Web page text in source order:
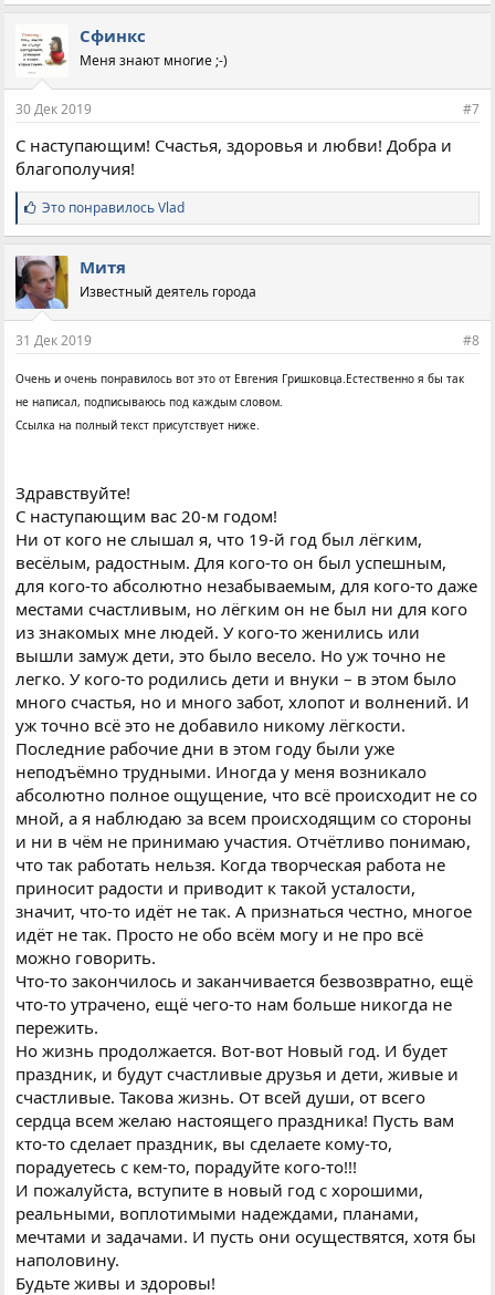
Сфинкс
Меня знают многие ;-)
30 Дек 2019 #7
С наступающим! Счастья, здоровья и любви! Добра и
благополучия!
С
и
м
п
а
т
и
:
Это понравилосьVlad
Митя
Известный деятель города
31 Дек 2019 #8
Очень и очень понравилось вот это от Евгения Гришковца.Естественно я бы так
не написал, подписываюсь под каждым словом.
Ссылка на полный текст присутствует ниже.
Здравствуйте!
С наступающим вас 20-м годом!
Ни от кого не слышал я, что 19-й год был лёгким,
весёлым, радостным. Для кого-то он был успешным,
для кого-то абсолютно незабываемым, для кого-то даже
местами счастливым, но лёгким он не был ни для кого
из знакомых мне людей. У кого-то женились или
вышли замуж дети, это было весело. Но уж точно не
легко. У кого-то родились дети и внуки – в этом было
много счастья, но и много забот, хлопот и волнений. И
уж точно всё это не добавило никому лёгкости.
Последние рабочие дни в этом году были уже
неподъёмно трудными. Иногда у меня возникало
абсолютно полное ощущение, что всё происходит не со
мной, а я наблюдаю за всем происходящим со стороны
и ни в чём не принимаю участия. Отчётливо понимаю,
что так работать нельзя. Когда творческая работа не
приносит радости и приводит к такой усталости,
значит, что-то идёт не так. А признаться честно, многое
идёт не так. Просто не обо всём могу и не про всё
можно говорить.
Что-то закончилось и заканчивается безвозвратно, ещё
что-то утрачено, ещё чего-то нам больше никогда не
пережить.
Но жизнь продолжается. Вот-вот Новый год. И будет
праздник, и будут счастливые друзья и дети, живые и
счастливые. Такова жизнь. От всей души, от всего
сердца всем желаю настоящего праздника! Пусть вам
кто-то сделает праздник, вы сделаете кому-то,
порадуетесь с кем-то, порадуйте кого-то!!!
И пожалуйста, вступите в новый год с хорошими,
реальными, воплотимыми надеждами, планами,
мечтами и задачами. И пусть они осуществятся, хотя бы
наполовину.
Будьте живы и здоровы!